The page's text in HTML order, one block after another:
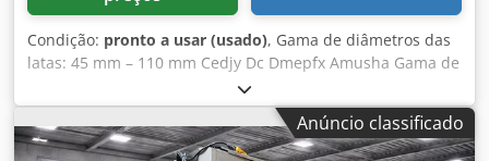
Condição: pronto a usar (usado), Gama de diâmetros das
latas: 45 mm – 110 mm Cedjy Dc Dmepfx Amusha Gama de
alturas das latas: 15 mm – 265 mm Diagonal máxima a
fechar: 125 mm Capacidade: até 90 latas por minuto
Anúncio classificado